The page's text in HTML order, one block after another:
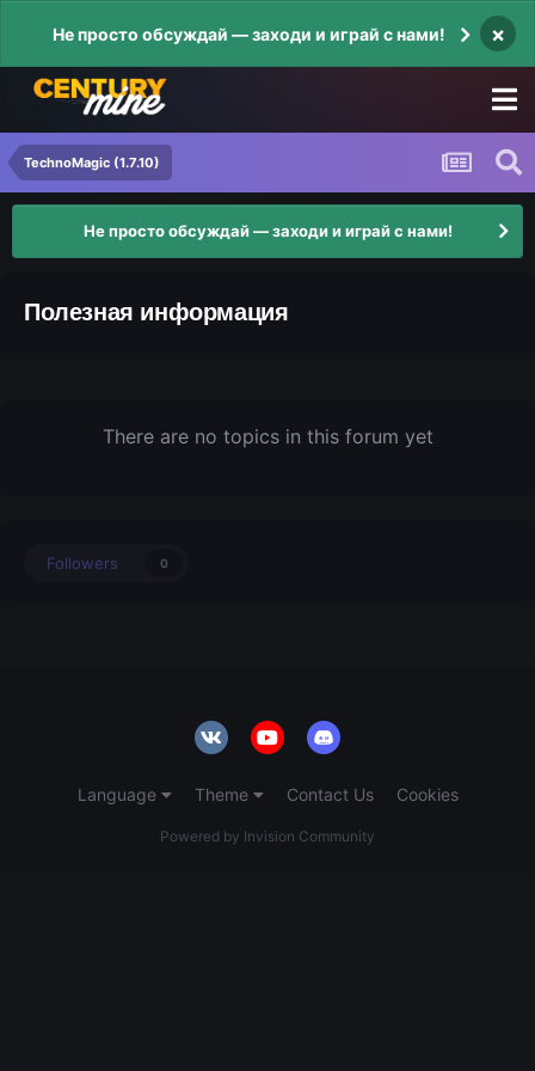
Не просто обсуждай — заходи и играй с нами! ×
TechnoMagic (1.7.10)
Не просто обсуждай — заходи и играй с нами!
Полезная информация
There are no topics in this forum yet
Followers 0
Language Theme Contact Us Cookies
Powered by Invision Community